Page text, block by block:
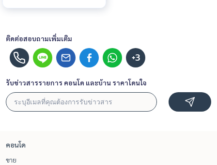
ติดต่อสอบถามเพิ่มเติม
+3
รับข่าวสารรายการ คอนโด และบ้าน ราคาโดนใจ
คอนโด
ขาย